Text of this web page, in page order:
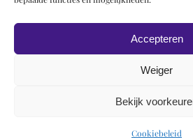
Accepteren
Weiger
Bekijk
Cookiebeleid
© 2019 Roel Wiechers | Powered